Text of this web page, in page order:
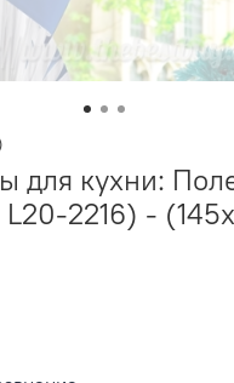
для кухни:
L20-2216) -